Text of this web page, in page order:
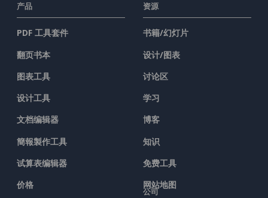
产品
PDF 工具套件
翻页书本
图表工具
设计工具
文档编辑器
簡報製作工具
试算表编辑器
价格
资源
书籍/幻灯片
设计/图表
讨论区
学习
博客
知识
免费工具
网站地图
公司